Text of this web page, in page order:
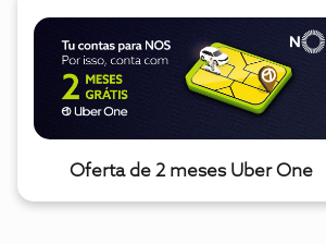
Oferta de 2 meses Uber One